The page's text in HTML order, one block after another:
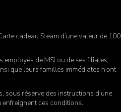
cadeau Steam d’une valeur de 100
de MSI ou de ses filiales,
que leurs familles immédiates n’ont
sous réserve des instructions d’une
ces conditions.